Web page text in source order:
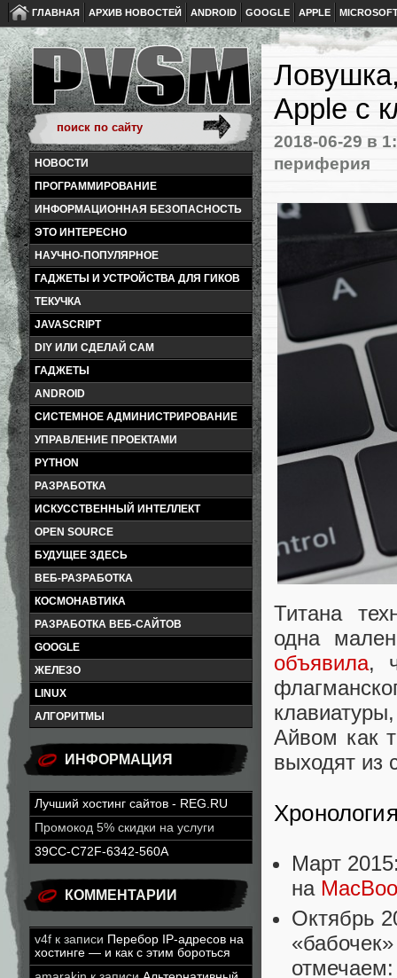
ГЛАВНАЯ АРХИВ НОВОСТЕЙ ANDROID GOOGLE APPLE
НОВОСТИ
ПРОГРАММИРОВАНИЕ
ИНФОРМАЦИОННАЯ БЕЗОПАСНОСТЬ
ЭТО ИНТЕРЕСНО
НАУЧНО-ПОПУЛЯРНОЕ
ГАДЖЕТЫ И УСТРОЙСТВА ДЛЯ ГИКОВ
ТЕКУЧКА
JAVASCRIPT
DIY ИЛИ СДЕЛАЙ САМ
ГАДЖЕТЫ
ANDROID
СИСТЕМНОЕ АДМИНИСТРИРОВАНИЕ
УПРАВЛЕНИЕ ПРОЕКТАМИ
PYTHON
РАЗРАБОТКА
ИСКУССТВЕННЫЙ ИНТЕЛЛЕКТ
OPEN SOURCE
БУДУЩЕЕ ЗДЕСЬ
ВЕБ-РАЗРАБОТКА
КОСМОНАВТИКА
РАЗРАБОТКА ВЕБ-САЙТОВ
GOOGLE
ЖЕЛЕЗО
LINUX
АЛГОРИТМЫ
ИНФОРМАЦИЯ
Лучший хостинг сайтов - REG.RU
Промокод 5% скидки на услуги
39CC-C72F-6342-560A
КОММЕНТАРИИ
v4f к записи Перебор IP-адресов на
хостинге — и как с этим бороться
Apple с
2018-06-29 в
периферия
Титана
одна
объявила,
Айвом как
выходят из
Март
на
Октябрь